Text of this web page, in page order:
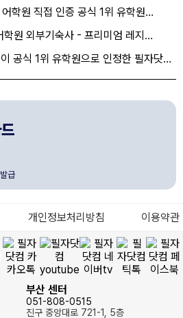
학원 직접 인증 공식 1위 유학원…
학원 외부기숙사 - 프리미엄 레지…
공식 1위 유학원으로 인정한 필자닷…
급
개인정보처리방침 이용약관
부산 센터
051-808-0515
진구 중앙대로 721-1, 5층